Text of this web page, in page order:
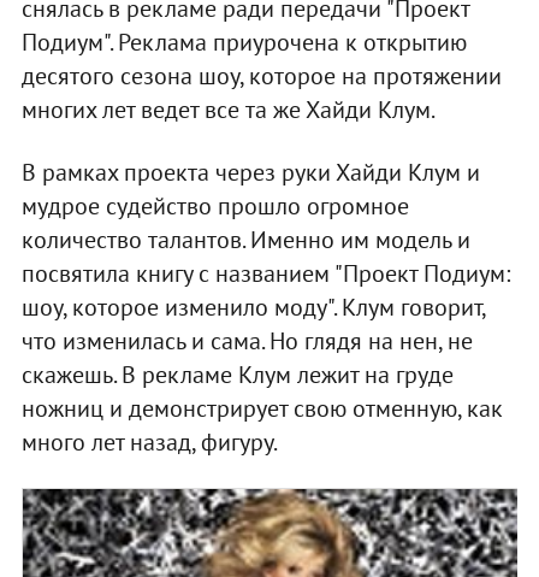
снялась в рекламе ради передачи "Проект
Подиум". Реклама приурочена к открытию
десятого сезона шоу, которое на протяжении
многих лет ведет все та же Хайди Клум.
В рамках проекта через руки Хайди Клум и
мудрое судейство прошло огромное
количество талантов. Именно им модель и
посвятила книгу с названием "Проект Подиум:
шоу, которое изменило моду". Клум говорит,
что изменилась и сама. Но глядя на нен, не
скажешь. В рекламе Клум лежит на груде
ножниц и демонстрирует свою отменную, как
много лет назад, фигуру.